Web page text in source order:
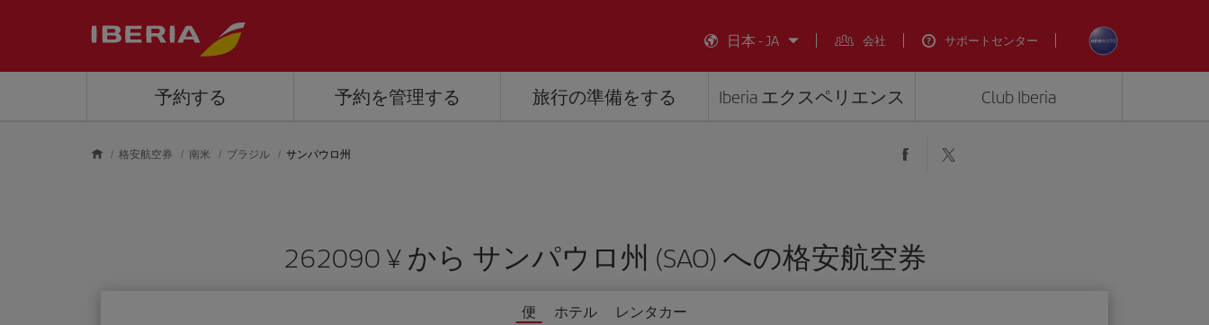
日本 - JA
会社 サポートセンター
予約する 予約を管理する 旅行の準備をする Iberia エクスペリエンス Club Iberia
格安航空券 南米 ブラジル サンパウロ州
262090 ¥ から サンパウロ州 (SAO) への格安航空券
便 ホテル レンタカー